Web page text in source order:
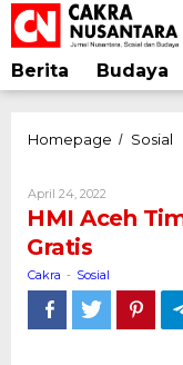
Lewati
ke
konten
Berita Budaya
Homepage / Sosial
April 24, 2022
Cakra
HMI Aceh
Gratis
Cakra - Sosial